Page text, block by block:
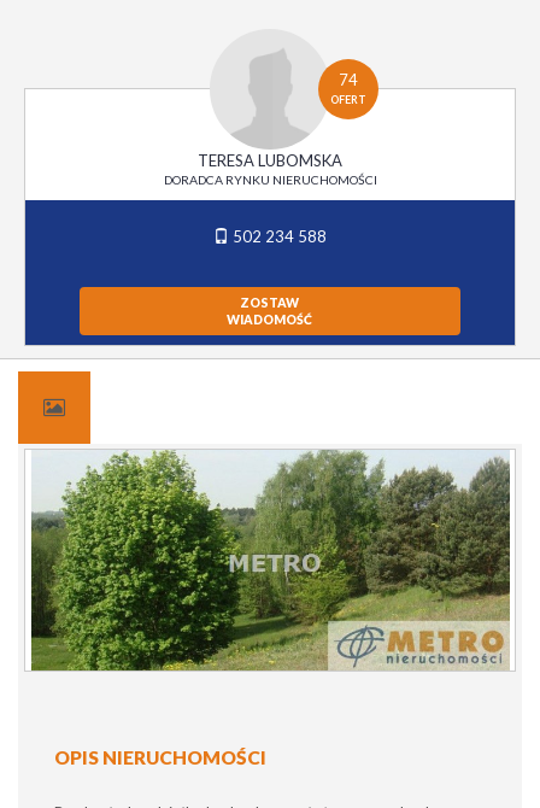
74
OFERT
TERESA LUBOMSKA
DORADCA RYNKU NIERUCHOMOŚCI
502 234 588
ZOSTAW
WIADOMOŚĆ
OPIS NIERUCHOMOŚCI